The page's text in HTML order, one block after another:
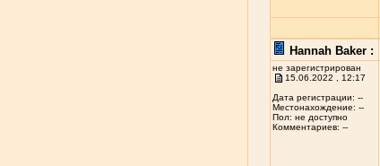
Hannah Baker :
не зарегистрирован
15.06.2022 , 12:17
Дата регистрации: --
Местонахождение: --
Пол: не доступно
Комментариев: --